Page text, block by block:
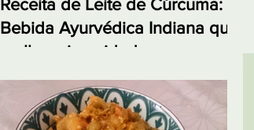
Receita de Leite de Cúrcuma:
Bebida Ayurvédica Indiana que
melhora imunidade